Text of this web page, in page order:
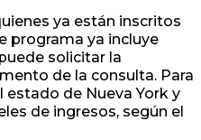
ya están inscritos
programa ya incluye
solicitar la
de la consulta. Para
estado de Nueva York y
de ingresos, según el